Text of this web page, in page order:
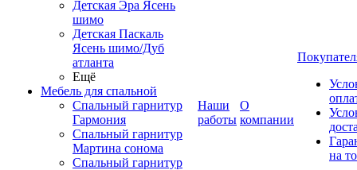
Детская Эра Ясень
шимо
Детская Паскаль
Ясень шимо/Дуб
атланта
Ещё
Мебель для спальной
Спальный гарнитур
Гармония
Спальный гарнитур
Мартина сонома
Спальный гарнитур
Наши
работы
О
компании
на